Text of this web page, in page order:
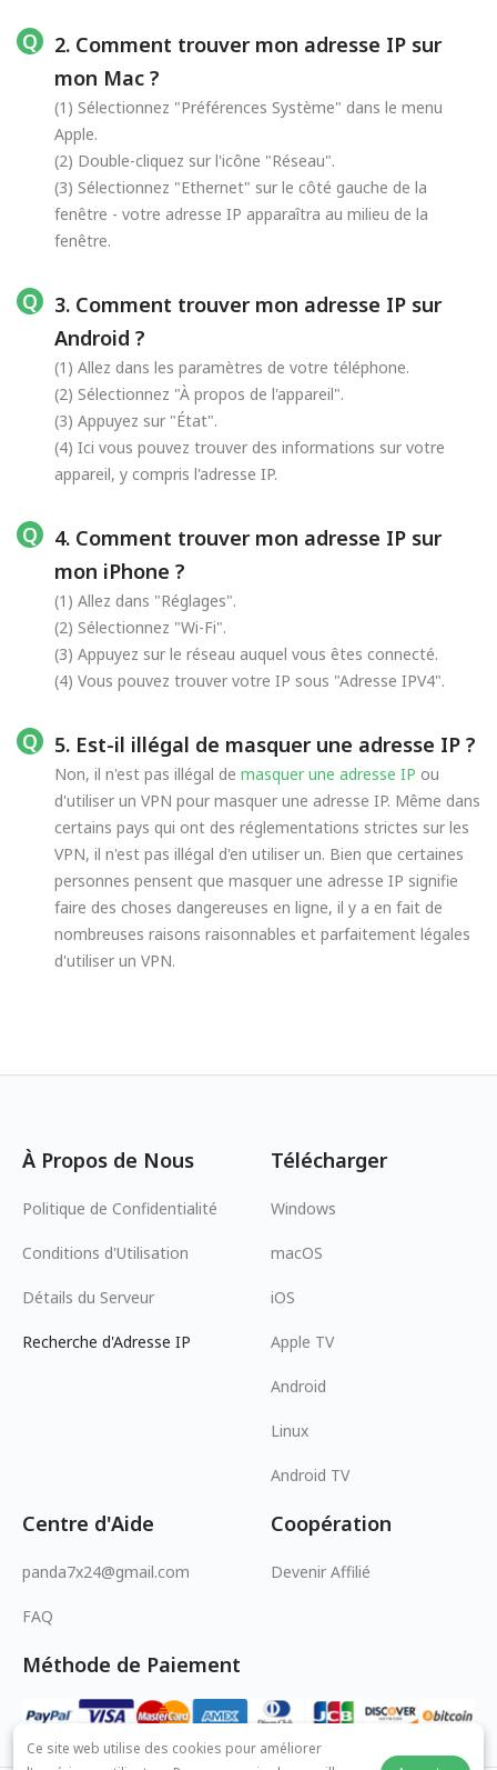
2. Comment trouver mon adresse IP sur
mon Mac ?
(1) Sélectionnez "Préférences Système" dans le menu
Apple.
(2) Double-cliquez sur l'icône "Réseau".
(3) Sélectionnez "Ethernet" sur le côté gauche de la
fenêtre - votre adresse IP apparaîtra au milieu de la
fenêtre.
3. Comment trouver mon adresse IP sur
Android ?
(1) Allez dans les paramètres de votre téléphone.
(2) Sélectionnez "À propos de l'appareil".
(3) Appuyez sur "État".
(4) Ici vous pouvez trouver des informations sur votre
appareil, y compris l'adresse IP.
4. Comment trouver mon adresse IP sur
mon iPhone ?
(1) Allez dans "Réglages".
(2) Sélectionnez "Wi-Fi".
(3) Appuyez sur le réseau auquel vous êtes connecté.
(4) Vous pouvez trouver votre IP sous "Adresse IPV4".
5. Est-il illégal de masquer une adresse IP ?
Non, il n'est pas illégal de masquer une adresse IP ou
d'utiliser un VPN pour masquer une adresse IP. Même dans
certains pays qui ont des réglementations strictes sur les
VPN, il n'est pas illégal d'en utiliser un. Bien que certaines
personnes pensent que masquer une adresse IP signifie
faire des choses dangereuses en ligne, il y a en fait de
nombreuses raisons raisonnables et parfaitement légales
d'utiliser un VPN.
À Propos de Nous
Politique de Confidentialité
Conditions d'Utilisation
Détails du Serveur
Recherche d'Adresse IP
Télécharger
Windows
macOS
iOS
Apple TV
Android
Linux
Android TV
Centre d'Aide
panda7x24@gmail.com
FAQ
Coopération
Devenir Affilié
Méthode de Paiement
Ce site web utilise des cookies pour améliorer